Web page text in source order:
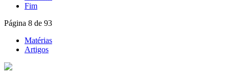
Fim
Página 8 de 93
Matérias
Artigos